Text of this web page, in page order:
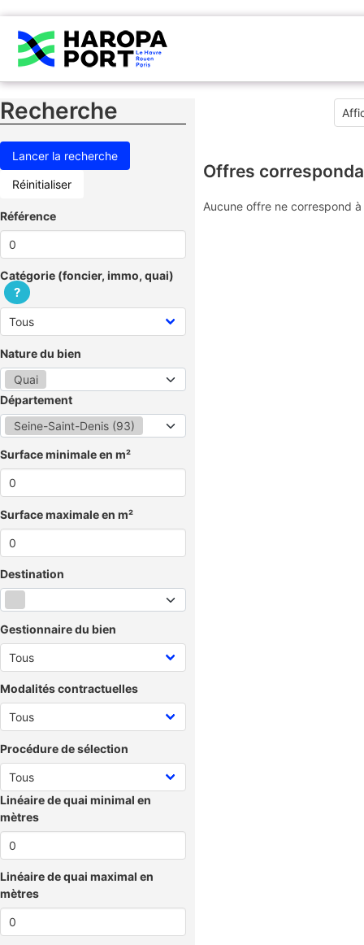
Recherche
Réinitialiser
Référence
Catégorie (foncier, immo, quai)
?
Nature du bien
Quai
Département
Seine-Saint-Denis (93)
Surface minimale en m²
Surface maximale en m²
Destination
Gestionnaire du bien
Modalités contractuelles
Procédure de sélection
Linéaire de quai minimal en
mètres
Linéaire de quai maximal en
mètres
Offres
Aucune offre ne correspond